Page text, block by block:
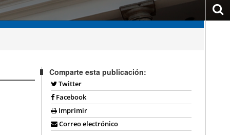
Comparte esta publicación:
Twitter
Facebook
Imprimir
Correo electrónico